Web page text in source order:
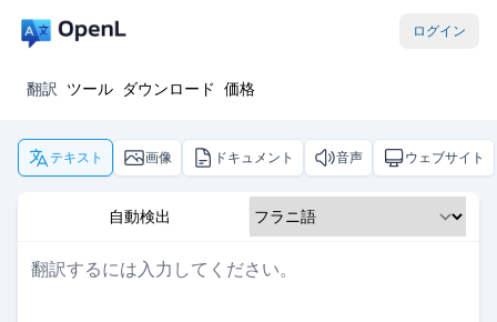
ログイン
翻訳 ツール ダウンロード 価格
テキスト 画像 ドキュメント 音声 ウェブサイト
自動検出